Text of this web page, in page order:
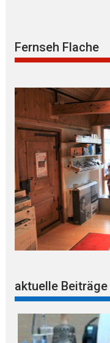
Fernseh Flache
aktuelle Beiträge